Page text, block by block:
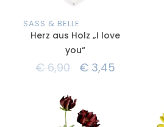
SASS & BELLE
Herz aus Holz „I love
you“
€6,90 € 3,45